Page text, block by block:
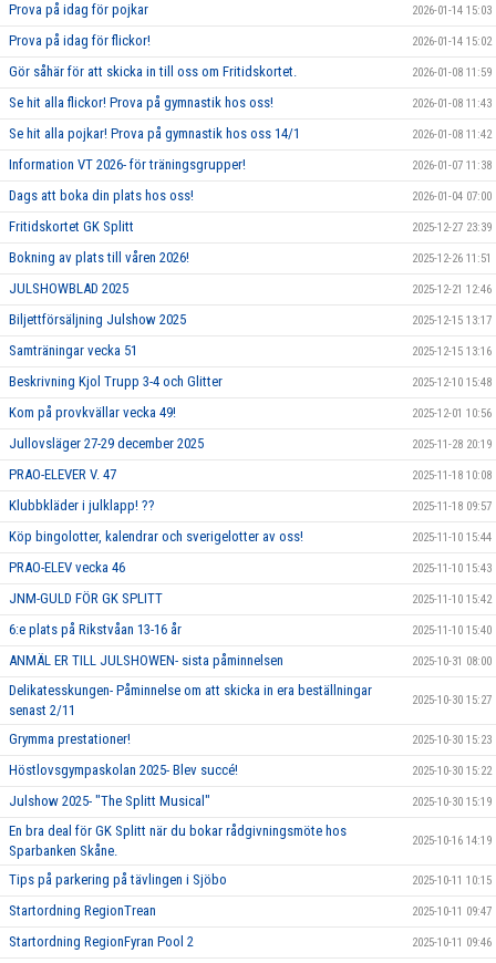
Prova på idag för pojkar 2026-01-14 15:03
Prova på idag för flickor! 2026-01-14 15:02
Gör såhär för att skicka in till oss om Fritidskortet. 2026-01-08 11:59
Se hit alla flickor! Prova på gymnastik hos oss! 2026-01-08 11:43
Se hit alla pojkar! Prova på gymnastik hos oss 14/1 2026-01-08 11:42
Information VT 2026- för träningsgrupper! 2026-01-07 11:38
Dags att boka din plats hos oss! 2026-01-04 07:00
Fritidskortet GK Splitt 2025-12-27 23:39
Bokning av plats till våren 2026! 2025-12-26 11:51
JULSHOWBLAD 2025 2025-12-21 12:46
Biljettförsäljning Julshow 2025 2025-12-15 13:17
Samträningar vecka 51 2025-12-15 13:16
Beskrivning Kjol Trupp 3-4 och Glitter 2025-12-10 15:48
Kom på provkvällar vecka 49! 2025-12-01 10:56
Jullovsläger 27-29 december 2025 2025-11-28 20:19
PRAO-ELEVER V. 47 2025-11-18 10:08
Klubbkläder i julklapp! ?? 2025-11-18 09:57
Köp bingolotter, kalendrar och sverigelotter av oss! 2025-11-10 15:44
PRAO-ELEV vecka 46 2025-11-10 15:43
JNM-GULD FÖR GK SPLITT 2025-11-10 15:42
6:e plats på Rikstvåan 13-16 år 2025-11-10 15:40
ANMÄL ER TILL JULSHOWEN- sista påminnelsen 2025-10-31 08:00
Delikatesskungen- Påminnelse om att skicka in era beställningar
senast 2/11
2025-10-30 15:27
Grymma prestationer! 2025-10-30 15:23
Höstlovsgympaskolan 2025- Blev succé! 2025-10-30 15:22
Julshow 2025- "The Splitt Musical" 2025-10-30 15:19
En bra deal för GK Splitt när du bokar rådgivningsmöte hos
Sparbanken Skåne.
2025-10-16 14:19
Tips på parkering på tävlingen i Sjöbo 2025-10-11 10:15
Startordning RegionTrean 2025-10-11 09:47
Startordning RegionFyran Pool 2 2025-10-11 09:46